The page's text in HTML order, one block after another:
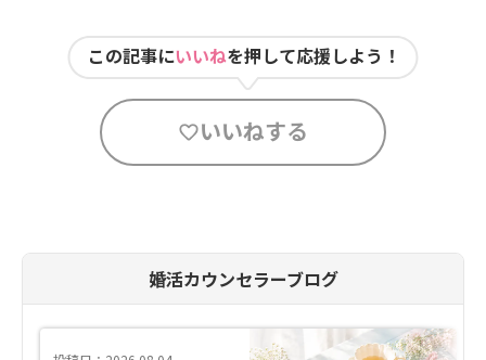
この記事にいいねを押して応援しよう！
いいねする
婚活カウンセラーブログ